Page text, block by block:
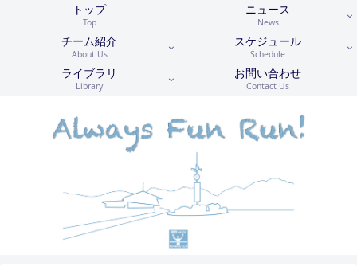
トップ
Top
ニュース
News
チーム紹介
About Us
スケジュール
Schedule
ライブラリ
Library
お問い合わせ
Contact Us